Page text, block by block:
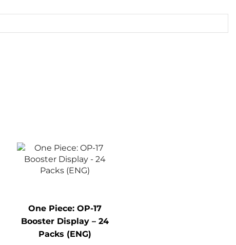
One Piece: OP-17
Booster Display – 24
Packs (ENG)